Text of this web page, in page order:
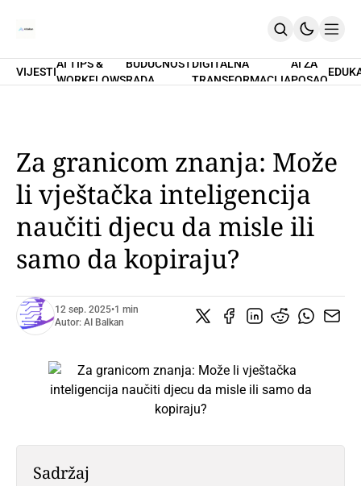
Home
PRETPLATI SE
VIJESTI
AI TIPS &
WORKFLOWS
BUDUĆNOST
RADA
DIGITALNA
TRANSFORMACIJA
AI ZA
POSAO
Za granicom znanja: Može
li vještačka inteligencija
naučiti djecu da misle ili
samo da kopiraju?
12 sep. 2025•1 min
Autor: AI Balkan
Sadržaj